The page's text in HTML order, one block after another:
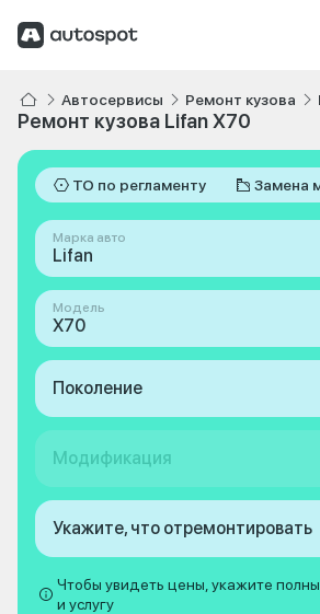
Автосервисы Ремонт кузова
Ремонт кузова Lifan X70
ТО по регламенту Замена
Марка авто
Lifan
Модель
X70
Поколение
Модификация
Укажите, что отремонтировать
Чтобы увидеть цены, укажите
и услугу